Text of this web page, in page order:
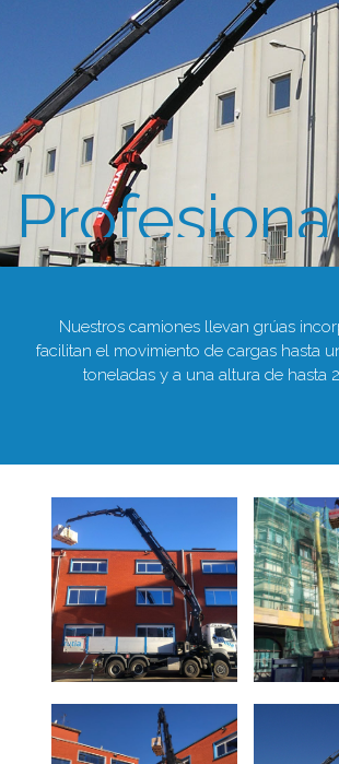
Nuestros camiones llevan grúas
facilitan el movimiento de cargas hasta
toneladas y a una altura de hasta